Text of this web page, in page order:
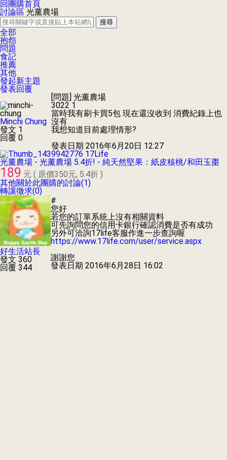
回團購首頁
討論區 光薰農場
搜尋
全部
抱怨
問題
食記
推薦
其他
發起新主題
發表回覆
Minchi Chung
發文 1
回覆 0
[問題] 光薰農場
3022 1
當時我有刷卡買5包 現在還沒收到 消費紀錄上也
沒有
我想知道目前處理情形?
發表日期 2016年6月20日 12:27
17Life
光薰農場 - 光薰農場 5.4折! - 純天然堅果：紙皮核桃/和田玉棗
189 元 ( 原價350元, 5.4折 )
其他關於此團購的討論(1)
轉讓徵求(0)
好生活站長
發文 360
回覆 344
#
您好
若您的訂單系統上沒有相關資料
可先詢問您的信用卡銀行確認消費是否有成功
另外可洽詢17life客服作進一步查詢喔
https://www.17life.com/user/service.aspx
謝謝您
發表日期 2016年6月28日 16:02